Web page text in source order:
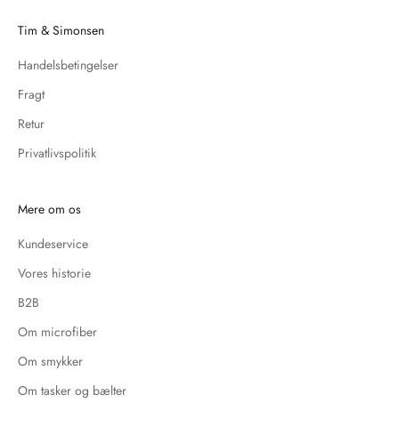
Tim & Simonsen
Handelsbetingelser
Fragt
Retur
Privatlivspolitik
Mere om os
Kundeservice
Vores historie
B2B
Om microfiber
Om smykker
Om tasker og bælter